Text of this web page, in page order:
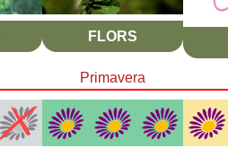
FLORS
Primavera